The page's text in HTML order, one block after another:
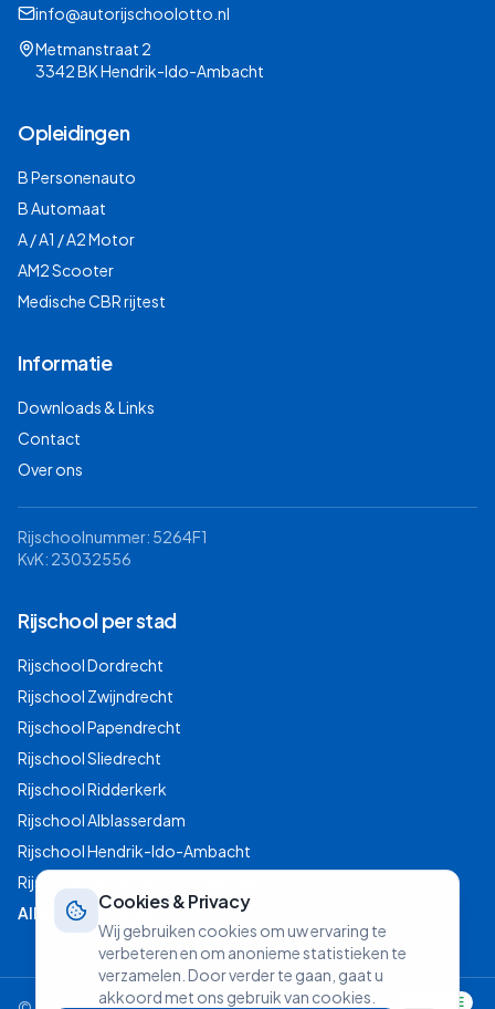
info@autorijschoolotto.nl
Metmanstraat 2
3342 BK Hendrik-Ido-Ambacht
Opleidingen
B Personenauto
B Automaat
A / A1 / A2 Motor
AM2 Scooter
Medische CBR rijtest
Informatie
Downloads & Links
Contact
Over ons
Rijschoolnummer: 5264F1
KvK: 23032556
Rijschool per stad
RijschoolDordrecht
Rijschool Zwijndrecht
RijschoolPapendrecht
RijschoolSliedrecht
RijschoolRidderkerk
RijschoolAlblasserdam
RijschoolHendrik-Ido-Ambacht
Rijschool
Alle Drechtsteden →
ONLINE
Cookies & Privacy
Wij gebruiken cookies om uw ervaring te
verbeteren en om anonieme statistieken te
verzamelen. Door verder te gaan, gaat u
akkoord met ons gebruik van cookies.